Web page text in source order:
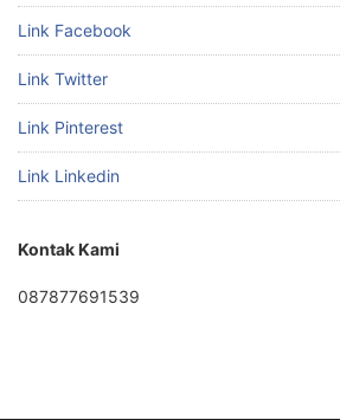
Link Facebook
Link Twitter
Link Pinterest
Link Linkedin
Kontak Kami
087877691539